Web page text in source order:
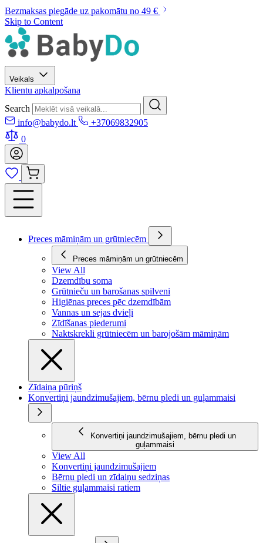
Bezmaksas piegāde uz pakomātu no 49 €
Skip to Content
Veikals
Klientu apkalpošana
Search
info@babydo.lt
+37069832905
0
Preces māmiņām un grūtniecēm
Preces māmiņām un grūtniecēm
View All
Dzemdību soma
Grūtnieču un barošanas spilveni
Higiēnas preces pēc dzemdībām
Vannas un sejas dvieļi
Zīdīšanas piederumi
Naktskrekli grūtniecēm un barojošām māmiņām
Zīdaiņa pūriņš
Konvertiņi jaundzimušajiem, bērnu pledi un guļammaisi
Konvertiņi jaundzimušajiem, bērnu pledi un
guļammaisi
View All
Konvertiņi jaundzimušajiem
Bērnu pledi un zīdaiņu sedziņas
Siltie guļammaisi ratiem